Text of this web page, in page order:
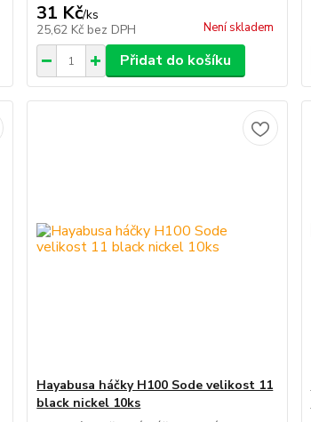
31 Kč/ks
25,62 Kč bez DPH Není skladem
Přidat do košíku
Hayabusa háčky H100 Sode velikost 11
black nickel 10ks